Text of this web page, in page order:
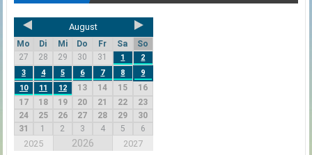
August
Mo Di Mi Do Fr Sa
So
27
28 29 30 31 1
2
3
4 5 6 7 8
9
10
11 12 13 14 15
16
17
18 19 20 21 22
23
24
25 26 27 28 29
30
31
1 2 3 4 5 6
2025 2026 2027